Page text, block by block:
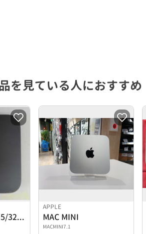
を見ている人におすすめ
A1993 ※Core i5/32GB/SSD512GB
APPLE
MAC MINI
MACMINI7.1